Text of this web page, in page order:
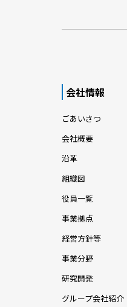
会社情報
ごあいさつ
会社概要
沿革
組織図
役員一覧
事業拠点
経営方針等
事業分野
研究開発
グループ会社紹介